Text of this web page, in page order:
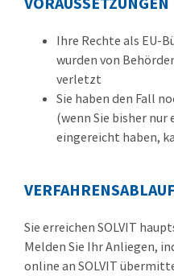
Ihre Rechte als EU-
wurden von
verletzt
Sie haben den Fall
(wenn Sie bisher nur
eingereicht haben,
VERFAHRENSABLAUF
Sie erreichen SOLVIT
Melden Sie Ihr Anliegen,
online an SOLVIT